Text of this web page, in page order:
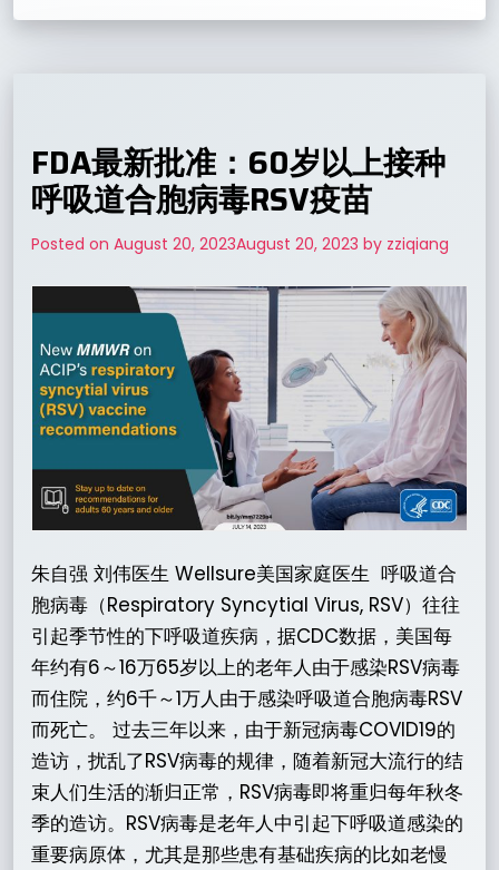
FDA最新批准：60岁以上接种
呼吸道合胞病毒RSV疫苗
Posted on August 20, 2023August 20, 2023 by zziqiang
朱自强 刘伟医生 Wellsure美国家庭医生 呼吸道合
胞病毒（Respiratory Syncytial Virus, RSV）往往
引起季节性的下呼吸道疾病，据CDC数据，美国每
年约有6～16万65岁以上的老年人由于感染RSV病毒
而住院，约6千～1万人由于感染呼吸道合胞病毒RSV
而死亡。 过去三年以来，由于新冠病毒COVID19的
造访，扰乱了RSV病毒的规律，随着新冠大流行的结
束人们生活的渐归正常，RSV病毒即将重归每年秋冬
季的造访。RSV病毒是老年人中引起下呼吸道感染的
重要病原体，尤其是那些患有基础疾病的比如老慢